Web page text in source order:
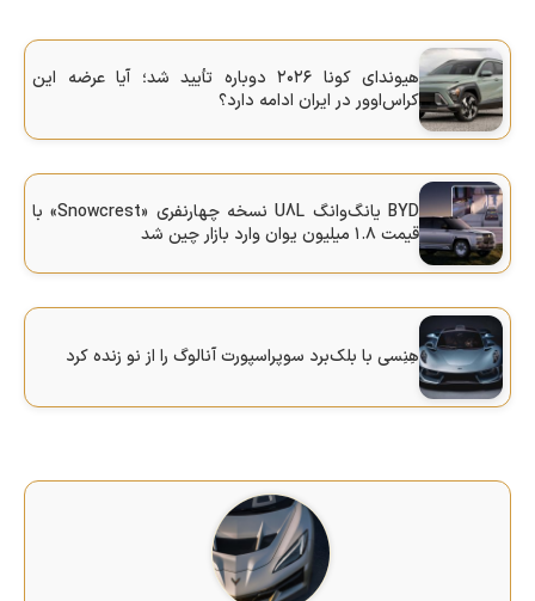
هیوندای کونا ۲۰۲۶ دوباره تأیید شد؛ آیا عرضه این
کراس‌اوور در ایران ادامه دارد؟
BYD یانگ‌وانگ U8L نسخه چهارنفری «Snowcrest» با
قیمت ۱.۸ میلیون یوان وارد بازار چین شد
هِنِسی با بلک‌برد سوپراسپورت آنالوگ را از نو زنده کرد